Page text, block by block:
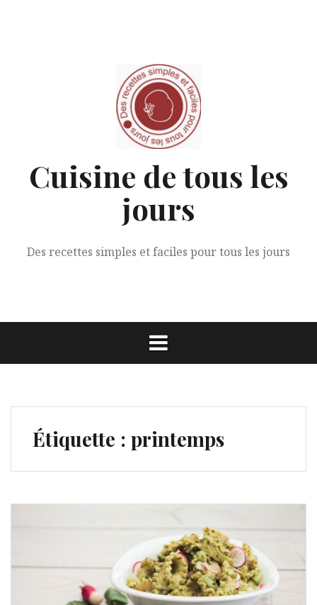
Cuisine de tous les
jours
Des recettes simples et faciles pour tous les jours
Étiquette : printemps